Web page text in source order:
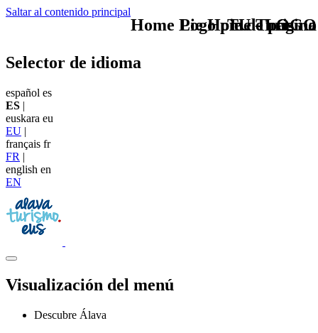
Saltar al contenido principal
TU - LOGO
Selector de idioma
español es
ES |
euskara eu
EU |
français fr
FR |
english en
EN
Visualización del menú
Descubre Álava
Home Logo pie de página
Pie Home Turismo